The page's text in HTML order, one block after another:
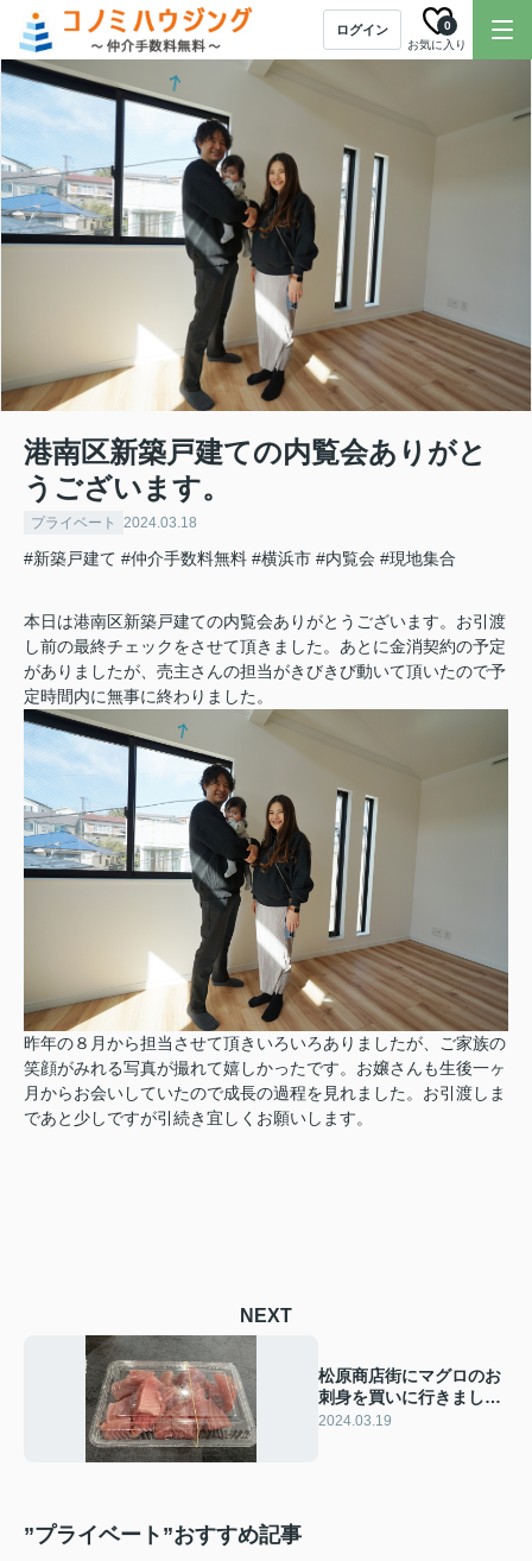
ログイン
お気に入り
0
港南区新築戸建ての内覧会ありがと
うございます。
プライベート 2024.03.18
#新築戸建て #仲介手数料無料 #横浜市 #内覧会 #現地集合
本日は港南区新築戸建ての内覧会ありがとうございます。お引渡
し前の最終チェックをさせて頂きました。あとに金消契約の予定
がありましたが、売主さんの担当がきびきび動いて頂いたので予
定時間内に無事に終わりました。
昨年の８月から担当させて頂きいろいろありましたが、ご家族の
笑顔がみれる写真が撮れて嬉しかったです。お嬢さんも生後一ヶ
月からお会いしていたので成長の過程を見れました。お引渡しま
であと少しですが引続き宜しくお願いします。
NEXT
松原商店街にマグロのお
刺身を買いに行きまし
た。
2024.03.19
”プライベート”おすすめ記事